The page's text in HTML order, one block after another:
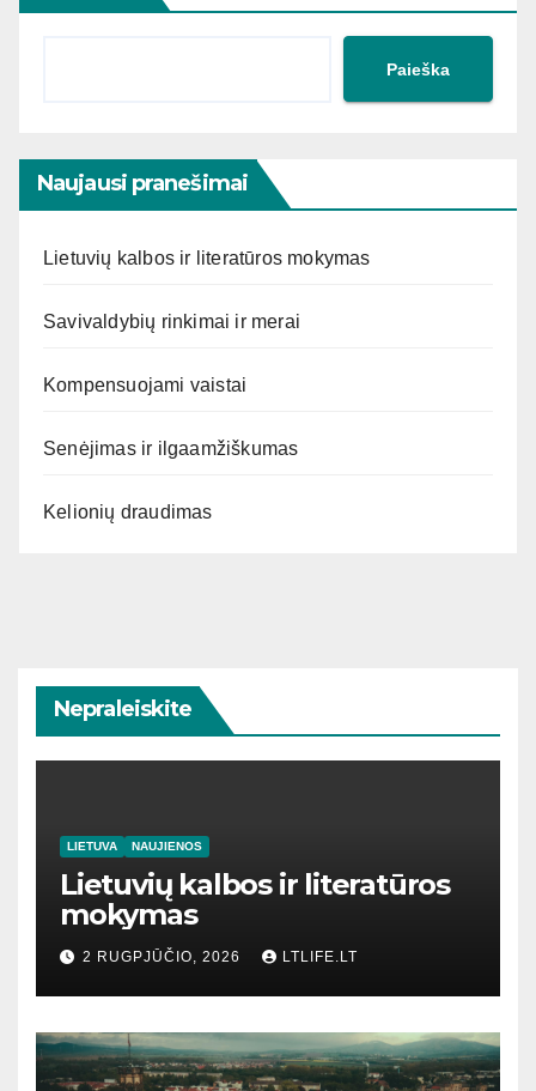
Paieška
Naujausi pranešimai
Lietuvių kalbos ir literatūros mokymas
Savivaldybių rinkimai ir merai
Kompensuojami vaistai
Senėjimas ir ilgaamžiškumas
Kelionių draudimas
Nepraleiskite
LIETUVA NAUJIENOS
Lietuvių kalbos ir literatūros
mokymas
2 RUGPJŪČIO, 2026 LTLIFE.LT